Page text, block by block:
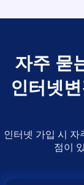
자주 묻
인터넷
인터넷 가입 시 자
점이